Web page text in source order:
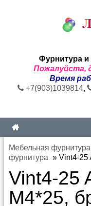
Фурнитура и
Пожалуйста,
Время
+7(903)1039814,
Мебельная
фурнитура » Vint4-25
Vint4-25
М4*25,